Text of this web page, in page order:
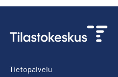
Tietopalvelu